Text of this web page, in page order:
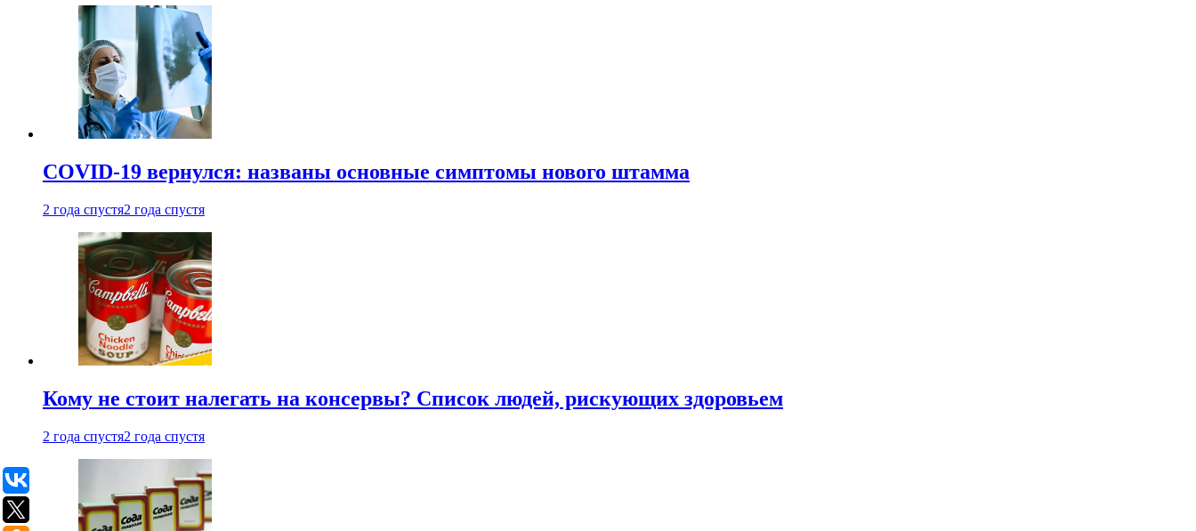
COVID-19 вернулся: названы основные симптомы нового штамма
2 года спустя2 года спустя
Кому не стоит налегать на консервы? Список людей, рискующих здоровьем
2 года спустя2 года спустя